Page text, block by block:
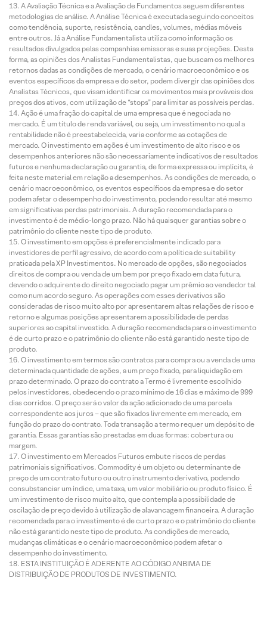
A Avaliação Técnica e a Avaliação de Fundamentos seguem diferentes
metodologias de análise. A Análise Técnica é executada seguindo conceitos
como tendência, suporte, resistência, candles, volumes, médias móveis
entre outros. Já a Análise Fundamentalista utiliza como informação os
resultados divulgados pelas companhias emissoras e suas projeções. Desta
forma, as opiniões dos Analistas Fundamentalistas, que buscam os melhores
retornos dadas as condições de mercado, o cenário macroeconômico e os
eventos específicos da empresa e do setor, podem divergir das opiniões dos
Analistas Técnicos, que visam identificar os movimentos mais prováveis dos
preços dos ativos, com utilização de “stops” para limitar as possíveis perdas.
Ação é uma fração do capital de uma empresa que é negociada no
mercado. É um título de renda variável, ou seja, um investimento no qual a
rentabilidade não é preestabelecida, varia conforme as cotações de
mercado. O investimento em ações é um investimento de alto risco e os
desempenhos anteriores não são necessariamente indicativos de resultados
futuros e nenhuma declaração ou garantia, de forma expressa ou implícita, é
feita neste material em relação a desempenhos. As condições de mercado, o
cenário macroeconômico, os eventos específicos da empresa e do setor
podem afetar o desempenho do investimento, podendo resultar até mesmo
em significativas perdas patrimoniais. A duração recomendada para o
investimento é de médio-longo prazo. Não há quaisquer garantias sobre o
patrimônio do cliente neste tipo de produto.
O investimento em opções é preferencialmente indicado para
investidores de perfil agressivo, de acordo com a política de suitability
praticada pela XP Investimentos. No mercado de opções, são negociados
direitos de compra ou venda de um bem por preço fixado em data futura,
devendo o adquirente do direito negociado pagar um prêmio ao vendedor tal
como num acordo seguro. As operações com esses derivativos são
consideradas de risco muito alto por apresentarem altas relações de risco e
retorno e algumas posições apresentarem a possibilidade de perdas
superiores ao capital investido. A duração recomendada para o investimento
é de curto prazo e o patrimônio do cliente não está garantido neste tipo de
produto.
O investimento em termos são contratos para compra ou a venda de uma
determinada quantidade de ações, a um preço fixado, para liquidação em
prazo determinado. O prazo do contrato a Termo é livremente escolhido
pelos investidores, obedecendo o prazo mínimo de 16 dias e máximo de 999
dias corridos. O preço será o valor da ação adicionado de uma parcela
correspondente aos juros – que são fixados livremente em mercado, em
função do prazo do contrato. Toda transação a termo requer um depósito de
garantia. Essas garantias são prestadas em duas formas: cobertura ou
margem.
O investimento em Mercados Futuros embute riscos de perdas
patrimoniais significativos. Commodity é um objeto ou determinante de
preço de um contrato futuro ou outro instrumento derivativo, podendo
consubstanciar um índice, uma taxa, um valor mobiliário ou produto físico. É
um investimento de risco muito alto, que contempla a possibilidade de
oscilação de preço devido à utilização de alavancagem financeira. A duração
recomendada para o investimento é de curto prazo e o patrimônio do cliente
não está garantido neste tipo de produto. As condições de mercado,
mudanças climáticas e o cenário macroeconômico podem afetar o
desempenho do investimento.
ESTA INSTITUIÇÃO É ADERENTE AO CÓDIGO ANBIMA DE
DISTRIBUIÇÃO DE PRODUTOS DE INVESTIMENTO.